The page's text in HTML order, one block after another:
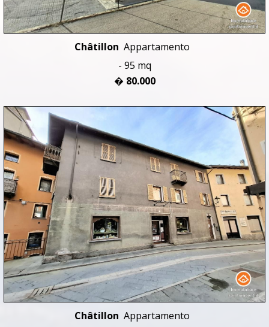
Châtillon Appartamento
- 95 mq
� 80.000
Châtillon Appartamento